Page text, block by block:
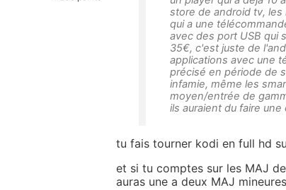
store de android tv,
qui a une
avec des port USB qui
35€, c'est juste de
applications avec une
précisé en période de
infamie, même les
moyen/entrée de
ils auraient du faire
tu fais tourner kodi en full hd
et si tu comptes sur les MAJ
auras une a deux MAJ